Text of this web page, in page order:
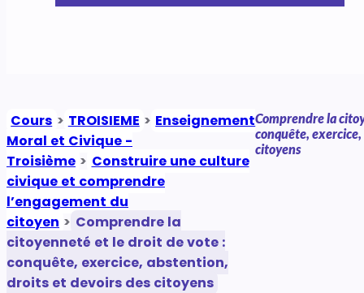
Cours > TROISIEME > Enseignement
Moral et Civique -
Troisième > Construire une culture
civique et comprendre
l’engagement du
citoyen > Comprendre la
citoyenneté et le droit de vote :
conquête, exercice, abstention,
droits et devoirs des citoyens
Comprendre la
conquête,
citoyens